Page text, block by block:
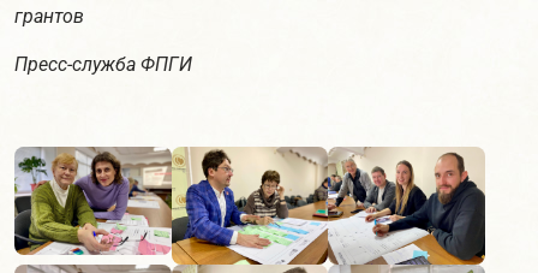
грантов
Пресс-служба ФПГИ